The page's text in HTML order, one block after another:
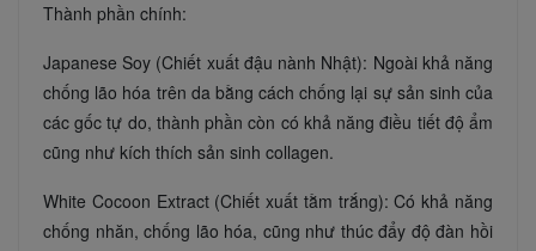
Thành phần chính:
Japanese Soy (Chiết xuất đậu nành Nhật): Ngoài khả năng
chống lão hóa trên da bằng cách chống lại sự sản sinh của
các gốc tự do, thành phần còn có khả năng điều tiết độ ẩm
cũng như kích thích sản sinh collagen.
White Cocoon Extract (Chiết xuất tằm trắng): Có khả năng
chống nhăn, chống lão hóa, cũng như thúc đẩy độ đàn hồi